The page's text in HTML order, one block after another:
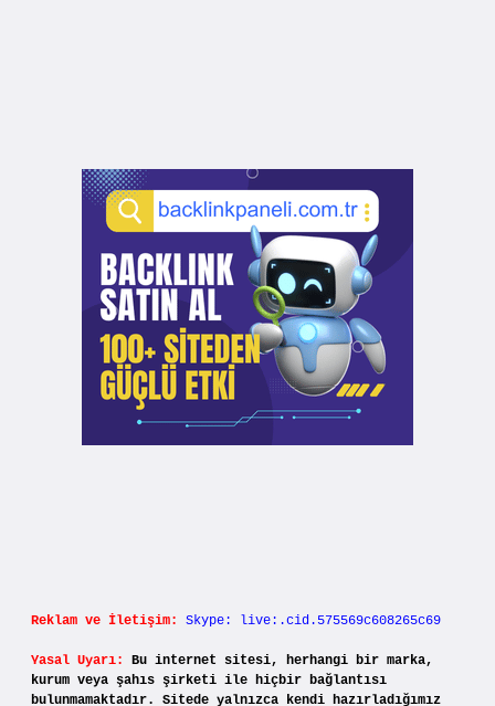
Reklam ve İletişim: Skype: live:.cid.575569c608265c69
Yasal Uyarı:
Bu internet sitesi, herhangi bir marka,
kurum veya şahıs şirketi ile hiçbir bağlantısı
bulunmamaktadır. Sitede yalnızca kendi hazırladığımız